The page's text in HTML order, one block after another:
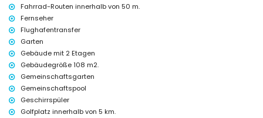
Einrichtungen und Dienstleistungen, die im Mietpreis des Hauses
enthalten sind
Internet (WiFi)
Staubsauger sowie Bügeleisen und Bügelbrett
Bettwäsche und Handtücher
24 Stunden Notdienst
Heizung
Einrichtungen und Dienstleistungen gegen Aufpreis
Flughafentransfer
Fahrrad-Routen innerhalb von 50 m.
Fernseher
Flughafentransfer
Garten
Gebäude mit 2 Etagen
Gebäudegröße 108 m2.
Gemeinschaftsgarten
Gemeinschaftspool
Geschirrspüler
Golfplatz innerhalb von 5 km.